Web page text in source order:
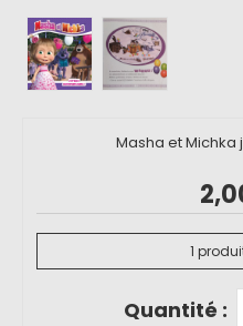
Masha et Michka
1
Quantité :